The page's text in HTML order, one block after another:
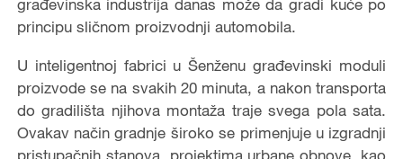
građevinska industrija danas može da gradi kuće po
principu sličnom proizvodnji automobila.
U inteligentnoj fabrici u Šenženu građevinski moduli
proizvode se na svakih 20 minuta, a nakon transporta
do gradilišta njihova montaža traje svega pola sata.
Ovakav način gradnje široko se primenjuje u izgradnji
pristupačnih stanova, projektima urbane obnove, kao